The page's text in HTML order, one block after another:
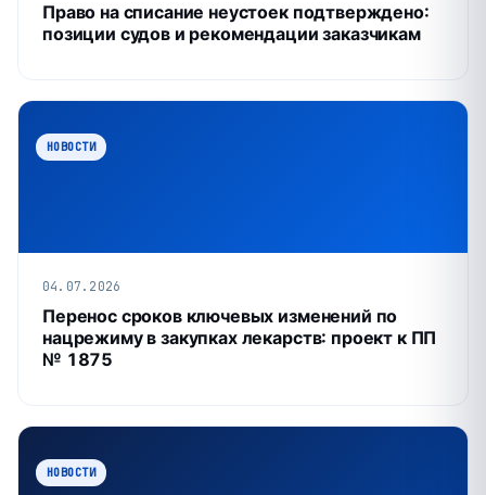
Право на списание неустоек подтверждено:
позиции судов и рекомендации заказчикам
НОВОСТИ
04.07.2026
Перенос сроков ключевых изменений по
нацрежиму в закупках лекарств: проект к ПП
№ 1875
НОВОСТИ